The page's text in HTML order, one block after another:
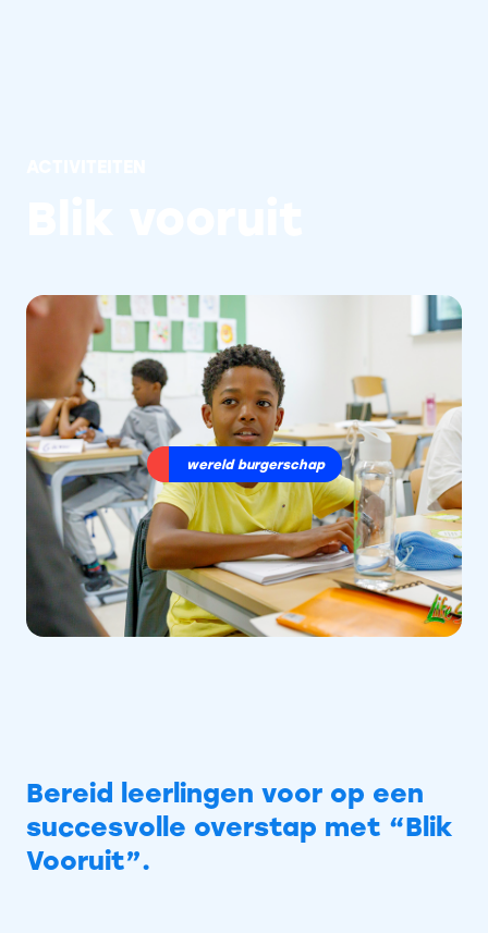
wereld burgerschap
Bereid leerlingen voor op een
succesvolle overstap met “Blik
Vooruit”.